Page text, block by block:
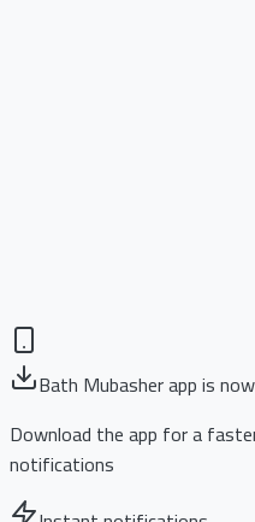
Bath Mubasher app is
Download the app for a
notifications